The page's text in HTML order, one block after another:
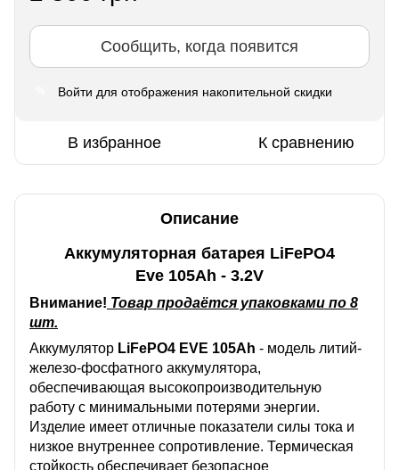
Сообщить, когда появится
Войти для отображения накопительной скидки
В избранное К сравнению
Описание
Аккумуляторная батарея LiFePO4
Eve 105Ah - 3.2V
Внимание! Товар продаётся упаковками по 8
шт.
Аккумулятор LiFePO4 EVE 105Ah - модель литий-
железо-фосфатного аккумулятора,
обеспечивающая высокопроизводительную
работу с минимальными потерями энергии.
Изделие имеет отличные показатели силы тока и
низкое внутреннее сопротивление. Термическая
стойкость обеспечивает безопасное